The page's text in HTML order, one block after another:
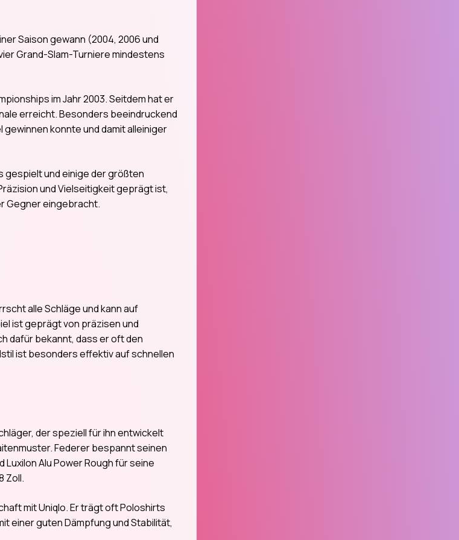
Saison gewann (2004, 2006 und
Grand-Slam-Turniere mindestens
im Jahr 2003. Seitdem hat er
erreicht. Besonders beeindruckend
konnte und damit alleiniger
gespielt und einige der größten
und Vielseitigkeit geprägt ist,
Gegner eingebracht.
alle Schläge und kann auf
ist geprägt von präzisen und
dafür bekannt, dass er oft den
ist besonders effektiv auf schnellen
der speziell für ihn entwickelt
Federer bespannt seinen
Luxilon Alu Power Rough für seine
Zoll.
mit Uniqlo. Er trägt oft Poloshirts
einer guten Dämpfung und Stabilität,